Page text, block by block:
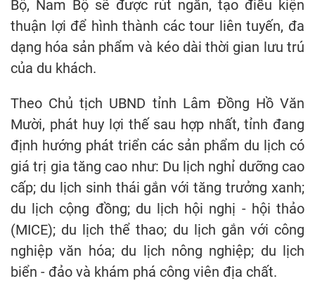
Bộ, Nam Bộ sẽ được rút ngắn, tạo điều kiện
thuận lợi để hình thành các tour liên tuyến, đa
dạng hóa sản phẩm và kéo dài thời gian lưu trú
của du khách.
Theo Chủ tịch UBND tỉnh Lâm Đồng Hồ Văn
Mười, phát huy lợi thế sau hợp nhất, tỉnh đang
định hướng phát triển các sản phẩm du lịch có
giá trị gia tăng cao như: Du lịch nghỉ dưỡng cao
cấp; du lịch sinh thái gắn với tăng trưởng xanh;
du lịch cộng đồng; du lịch hội nghị - hội thảo
(MICE); du lịch thể thao; du lịch gắn với công
nghiệp văn hóa; du lịch nông nghiệp; du lịch
biển - đảo và khám phá công viên địa chất.